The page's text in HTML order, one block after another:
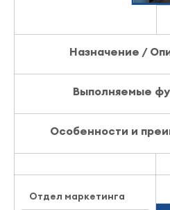
Назначение /
Выполняемые
Особенности и
Отдел маркетинга